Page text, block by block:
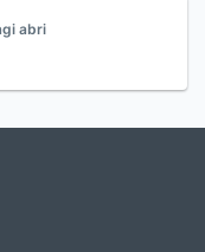
abri